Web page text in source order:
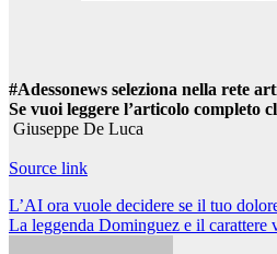
#Adessonews seleziona nella rete
Se vuoi leggere l’articolo completo
Giuseppe De Luca
Source link
Navigazione
articoli
L’AI ora vuole decidere se il tuo
La leggenda Dominguez e il carattere